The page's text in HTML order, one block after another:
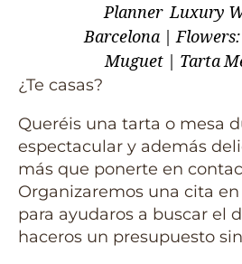
PlannerLuxury
Barcelona|
Muguet
Tarta
¿Te casas?
Queréis una tarta o mesa
espectacular y además
más que ponerte en
Organizaremos una cita
para ayudaros a buscar el
haceros un presupuesto